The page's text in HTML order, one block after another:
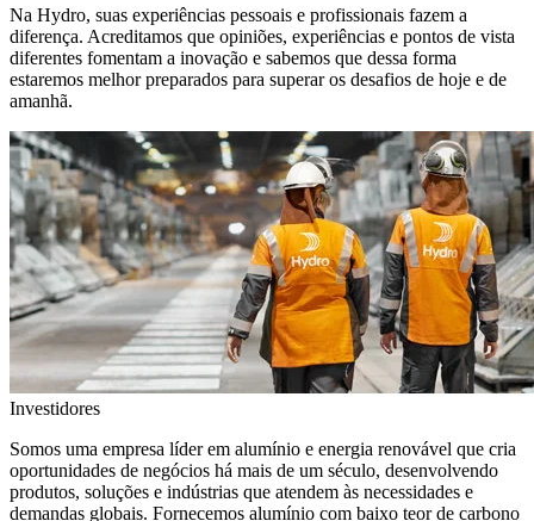
Na Hydro, suas experiências pessoais e profissionais fazem a
diferença. Acreditamos que opiniões, experiências e pontos de vista
diferentes fomentam a inovação e sabemos que dessa forma
estaremos melhor preparados para superar os desafios de hoje e de
amanhã.
Investidores
Somos uma empresa líder em alumínio e energia renovável que cria
oportunidades de negócios há mais de um século, desenvolvendo
produtos, soluções e indústrias que atendem às necessidades e
demandas globais. Fornecemos alumínio com baixo teor de carbono